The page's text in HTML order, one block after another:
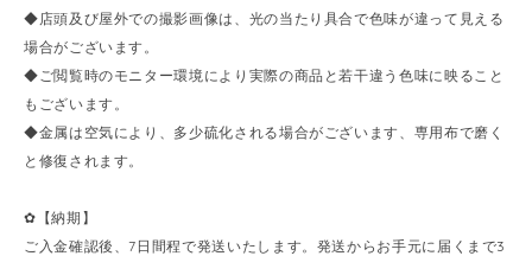
◆店頭及び屋外での撮影画像は、光の当たり具合で色味が違って見える
場合がございます。
◆ご閲覧時のモニター環境により実際の商品と若干違う色味に映ること
もございます。
◆金属は空気により、多少硫化される場合がございます、専用布で磨く
と修復されます。
✿【納期】
ご入金確認後、7日間程で発送いたします。発送からお手元に届くまで3